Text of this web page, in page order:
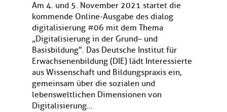
Am 4. und 5. November 2021 startet die
kommende Online-Ausgabe des dialog
digitalisierung #06 mit dem Thema
„Digitalisierung in der Grund– und
Basisbildung". Das Deutsche Institut für
Erwachsenenbildung (DIE) lädt Interessierte
aus Wissenschaft und Bildungspraxis ein,
gemeinsam über die sozialen und
lebensweltlichen Dimensionen von
Digitalisierung...